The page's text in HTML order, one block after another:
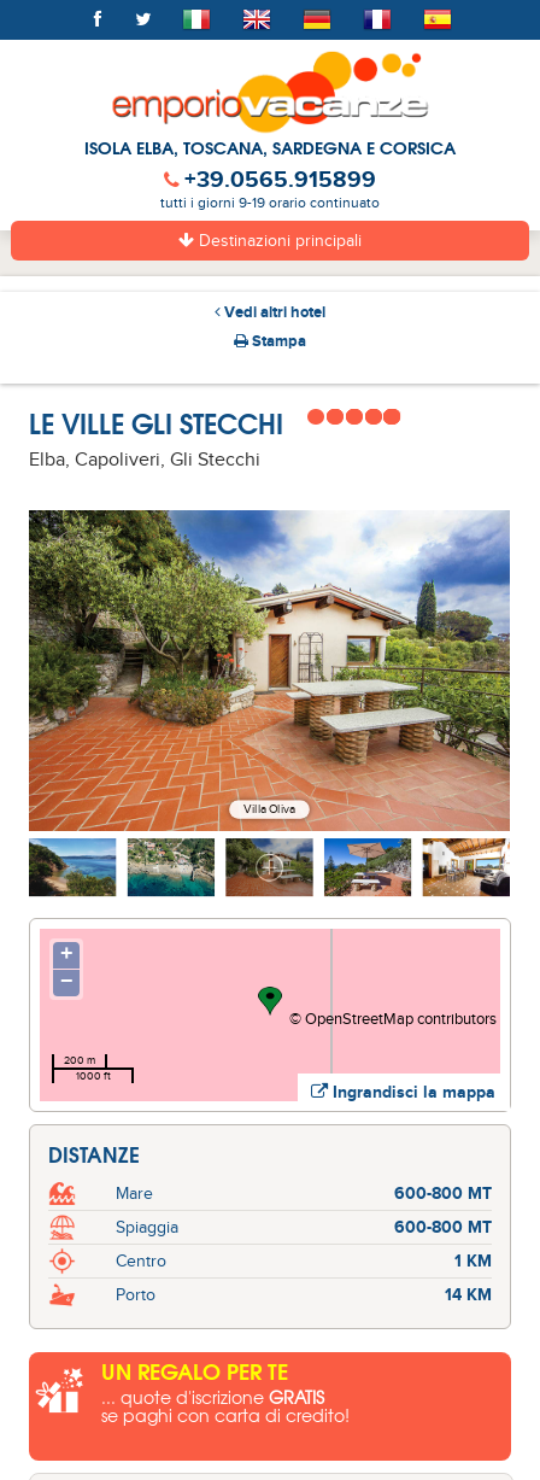
ISOLA ELBA, TOSCANA, SARDEGNA E CORSICA
+39.0565.915899
tutti i giorni 9-19 orario continuato
Destinazioni principali
Vedi altri hotel
Stampa
LE VILLE GLI STECCHI
Elba, Capoliveri, Gli Stecchi
Villa Oliva
Ingrandisci la mappa
+
−
©OpenStreetMapcontributors
200 m
1000 ft
DISTANZE
Mare
600-800 MT
Spiaggia
600-800 MT
Centro
1 KM
Porto
14 KM
UN REGALO PER TE
... quote d'iscrizioneGRATIS
se paghi con carta di credito!